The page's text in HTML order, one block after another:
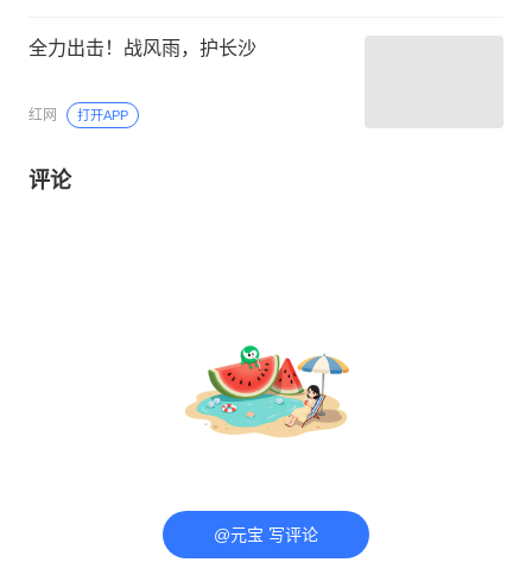
全力出击！战风雨，护长沙
红网 打开APP
评论
@元宝 写评论